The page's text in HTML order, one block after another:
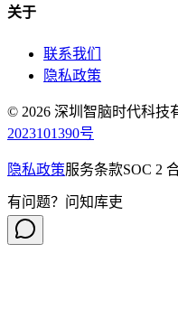
关于
联系我们
隐私政策
© 2026 深圳智脑时代科
2023101390号
隐私政策服务条款SOC 2
有问题？问知库吏